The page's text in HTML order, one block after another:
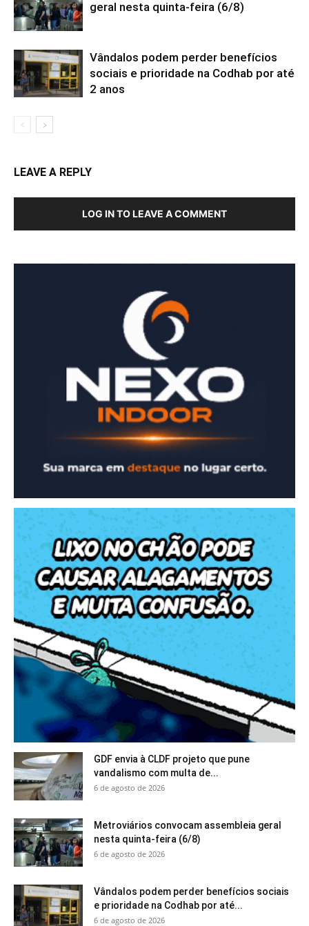
geral nesta quinta-feira (6/8)
Vândalos podem perder benefícios
sociais e prioridade na Codhab por até
2 anos
LEAVE A REPLY
LOG IN TO LEAVE A COMMENT
GDF envia à CLDF projeto que pune
vandalismo com multa de...
6 de agosto de 2026
Metroviários convocam assembleia geral
nesta quinta-feira (6/8)
6 de agosto de 2026
Vândalos podem perder benefícios sociais
e prioridade na Codhab por até...
6 de agosto de 2026